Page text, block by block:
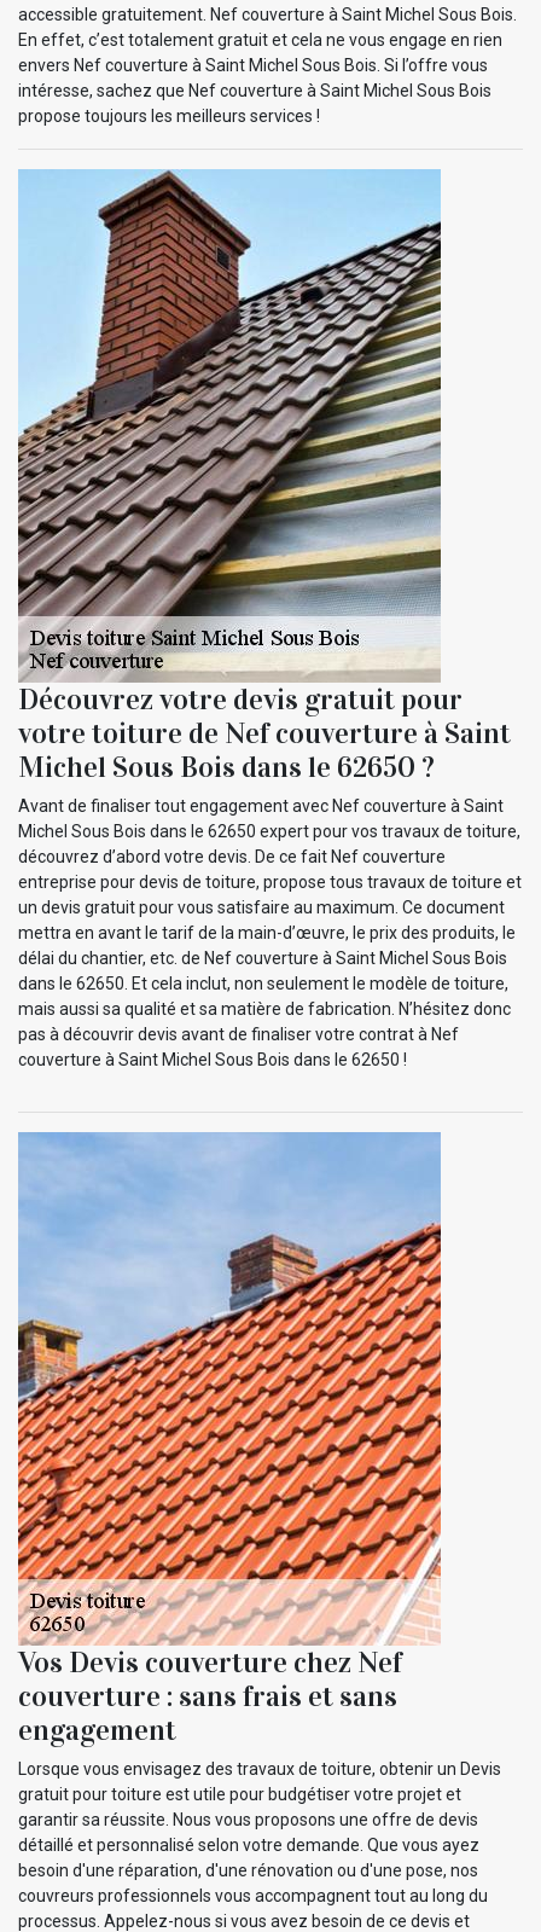
accessible gratuitement. Nef couverture à Saint Michel Sous Bois.
En effet, c’est totalement gratuit et cela ne vous engage en rien
envers Nef couverture à Saint Michel Sous Bois. Si l’offre vous
intéresse, sachez que Nef couverture à Saint Michel Sous Bois
propose toujours les meilleurs services !
Découvrez votre devis gratuit pour
votre toiture de Nef couverture à Saint
Michel Sous Bois dans le 62650 ?
Avant de finaliser tout engagement avec Nef couverture à Saint
Michel Sous Bois dans le 62650 expert pour vos travaux de toiture,
découvrez d’abord votre devis. De ce fait Nef couverture
entreprise pour devis de toiture, propose tous travaux de toiture et
un devis gratuit pour vous satisfaire au maximum. Ce document
mettra en avant le tarif de la main-d’œuvre, le prix des produits, le
délai du chantier, etc. de Nef couverture à Saint Michel Sous Bois
dans le 62650. Et cela inclut, non seulement le modèle de toiture,
mais aussi sa qualité et sa matière de fabrication. N’hésitez donc
pas à découvrir devis avant de finaliser votre contrat à Nef
couverture à Saint Michel Sous Bois dans le 62650 !
Vos Devis couverture chez Nef
couverture : sans frais et sans
engagement
Lorsque vous envisagez des travaux de toiture, obtenir un Devis
gratuit pour toiture est utile pour budgétiser votre projet et
garantir sa réussite. Nous vous proposons une offre de devis
détaillé et personnalisé selon votre demande. Que vous ayez
besoin d'une réparation, d'une rénovation ou d'une pose, nos
couvreurs professionnels vous accompagnent tout au long du
processus. Appelez-nous si vous avez besoin de ce devis et